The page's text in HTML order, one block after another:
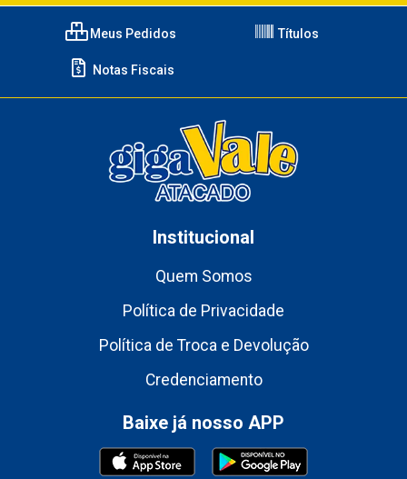
Meus Pedidos Títulos
Notas Fiscais
Institucional
Quem Somos
Política de Privacidade
Política de Troca e Devolução
Credenciamento
Baixe já nosso APP